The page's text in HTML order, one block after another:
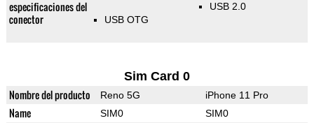
especificaciones del
conector
USB OTG
USB 2.0
Sim Card 0
Nombre del producto Reno 5G iPhone 11 Pro
Name SIM0 SIM0